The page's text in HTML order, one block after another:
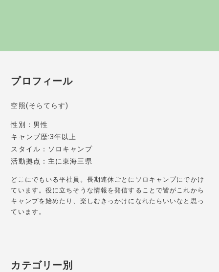
プロフィール
空照(そらてらす)
性別：男性
キャンプ歴:3年以上
スタイル：ソロキャンプ
活動拠点：主に東海三県
どこにでもいる平社員。長期連休ごとにソロキャンプにでかけ
ています。役に立ちそうな情報を発信することで皆がこれから
キャンプを始めたり、楽しむきっかけになれたらいいなと思っ
ています。
カテゴリー別